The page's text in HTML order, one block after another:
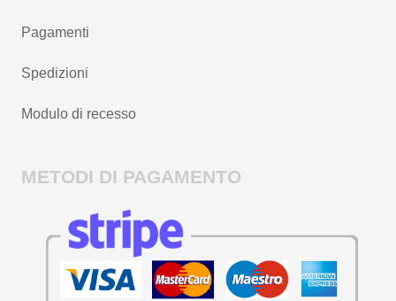
Pagamenti
Spedizioni
Modulo di recesso
METODI DI PAGAMENTO